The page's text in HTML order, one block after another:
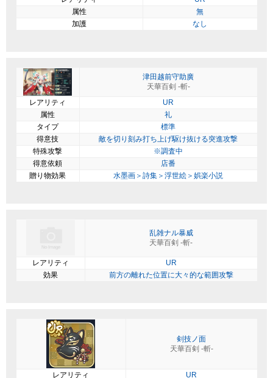
属性
無
加護
なし
津田越前守助廣
天華百剣 -斬-
レアリティ
UR
属性
礼
タイプ
標準
得意技
敵を切り刻み打ち上げ駆け抜ける突進攻撃
特殊攻撃
※調査中
得意依頼
店番
贈り物効果
水墨画＞詩集＞浮世絵＞娯楽小説
乱雑ナル暴威
天華百剣 -斬-
レアリティ
UR
効果
前方の離れた位置に大々的な範囲攻撃
剣技ノ面
天華百剣 -斬-
レアリティ UR